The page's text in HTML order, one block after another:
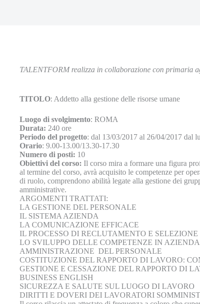
TALENTFORM realizza in collaborazione con primaria
TITOLO: Addetto alla gestione delle risorse umane
Luogo di svolgimento: ROMA
Durata: 240 ore
Periodo del progetto: dal 13/03/2017 al 26/04/2017 dal
Orario: 9.00-13.00/13.30-17.30
Numero di posti: 10
Obiettivi del corso: Il corso mira a formare una figura
al termine del corso, avrà acquisito le competenze per
di ruolo, comprendono abilità legate alla gestione dei
amministrative.
ARGOMENTI TRATTATI:
LA GESTIONE DEL PERSONALE
IL SISTEMA AZIENDA
LA COMUNICAZIONE EFFICACE
IL PROCESSO DI RECLUTAMENTO E SELEZIONE
LO SVILUPPO DELLE COMPETENZE IN AZIENDA
AMMINISTRAZIONE DEL PERSONALE
COSTITUZIONE DEL RAPPORTO DI LAVORO:
GESTIONE E CESSAZIONE DEL RAPPORTO DI
BUSINESS ENGLISH
SICUREZZA E SALUTE SUL LUOGO DI LAVORO
DIRITTI E DOVERI DEI LAVORATORI